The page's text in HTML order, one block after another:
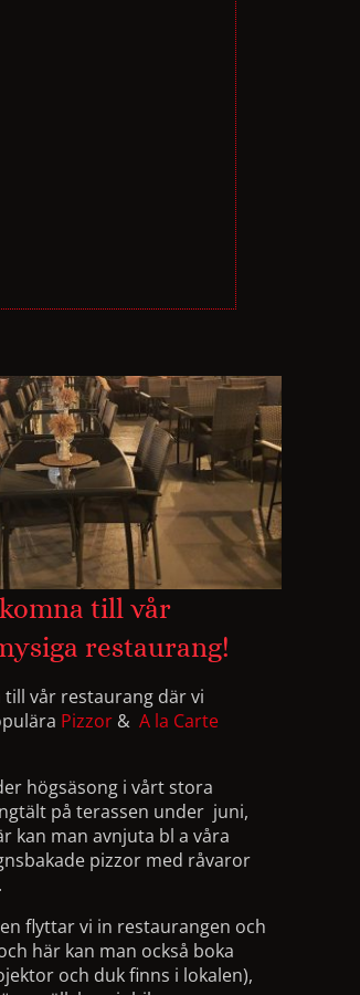
till vår
restaurang!
vår restaurang där vi
Pizzor &A la Carte
högsäsong i vårt stora
på terassen under juni,
kan man avnjuta bl a våra
pizzor med råvaror
flyttar vi in restaurangen och
här kan man också boka
och duk finns i lokalen),